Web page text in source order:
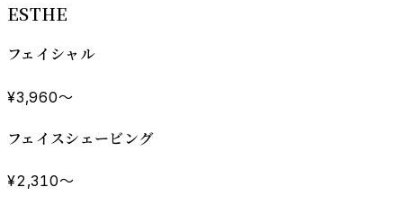
ESTHE
フェイシャル
¥3,960〜
フェイスシェービング
¥2,310〜